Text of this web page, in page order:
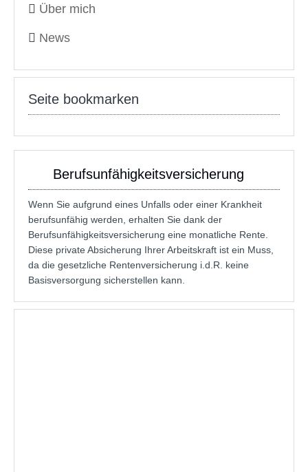
Über mich
News
Seite bookmarken
Berufsunfähigkeitsversicherung
Wenn Sie aufgrund eines Unfalls oder einer Krankheit
berufsunfähig werden, erhalten Sie dank der
Berufsunfähigkeitsversicherung eine monatliche Rente.
Diese private Absicherung Ihrer Arbeitskraft ist ein Muss,
da die gesetzliche Rentenversicherung i.d.R. keine
Basisversorgung sicherstellen kann.